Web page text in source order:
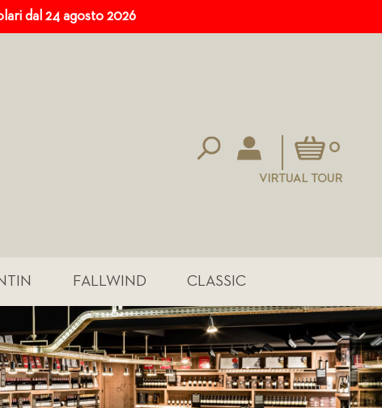
dal 24 agosto 2026
Carrello0
VIRTUAL TOUR
FALLWIND CLASSIC